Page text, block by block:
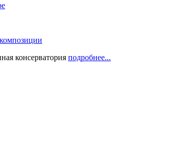
консерватория подробнее...